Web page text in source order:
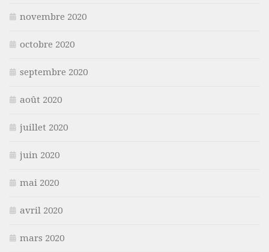
novembre 2020
octobre 2020
septembre 2020
août 2020
juillet 2020
juin 2020
mai 2020
avril 2020
mars 2020